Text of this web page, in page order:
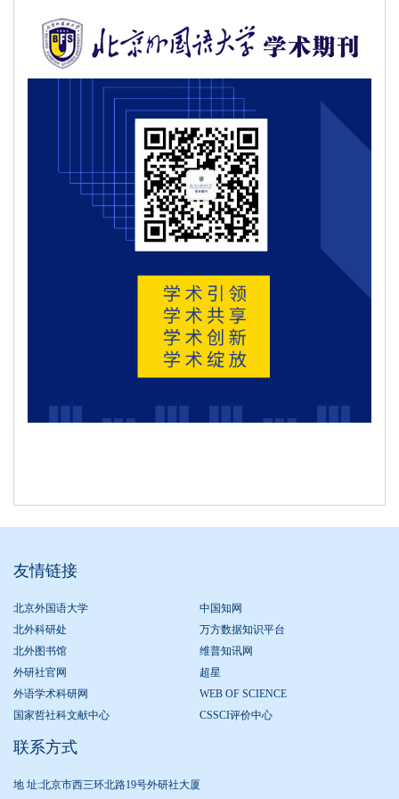
友情链接
北京外国语大学
中国知网
北外科研处
万方数据知识平台
北外图书馆
维普知讯网
外研社官网
超星
外语学术科研网
WEB OF SCIENCE
国家哲社科文献中心
CSSCI评价中心
联系方式
地 址:北京市西三环北路19号外研社大厦